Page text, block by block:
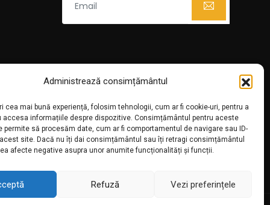
Administrează consimțământul
cea mai bună experiență, folosim tehnologii, cum ar fi cookie-uri, pentru a
accesa informațiile despre dispozitive. Consimțământul pentru aceste
permite să procesăm date, cum ar fi comportamentul de navigare sau ID-
site. Dacă nu îți dai consimțământul sau îți retragi consimțământul
afecte negative asupra unor anumite funcționalități și funcții.
Refuză Vezi preferințele